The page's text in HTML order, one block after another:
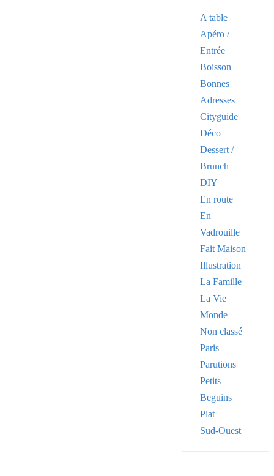
A table
Apéro /
Entrée
Boisson
Bonnes
Adresses
Cityguide
Déco
Dessert /
Brunch
DIY
En route
En
Vadrouille
Fait Maison
Illustration
La Famille
La Vie
Monde
Non classé
Paris
Parutions
Petits
Beguins
Plat
Sud-Ouest